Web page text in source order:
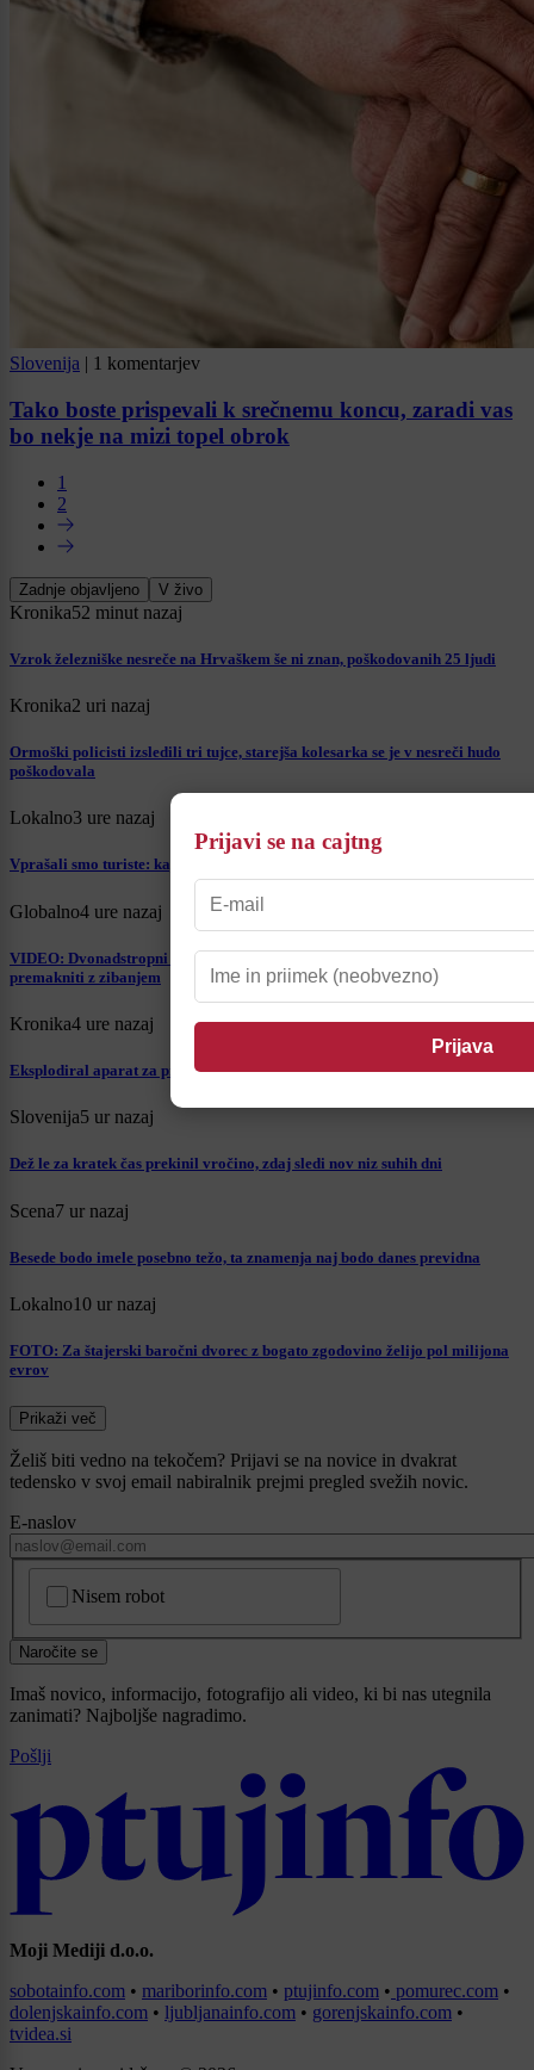
Slovenija | 1 komentarjev
Tako boste prispevali k srečnemu koncu, zaradi vas
bo nekje na mizi topel obrok
1
2
Zadnje objavljeno V živo
Kronika52 minut nazaj
Vzrok železniške nesreče na Hrvaškem še ni znan, poškodovanih 25 ljudi
Kronika2 uri nazaj
Ormoški policisti izsledili tri tujce, starejša kolesarka se je v nesreči hudo
poškodovala
Lokalno3 ure nazaj
Vprašali smo turiste: kaj jih je pripeljalo v najstarejše slovensko mesto?
Globalno4 ure nazaj
VIDEO: Dvonadstropni avtobus obtičal na trajektu, potniki ga skušali
premakniti z zibanjem
Kronika4 ure nazaj
Eksplodiral aparat za praženje kave, zagorel tudi dimnik
Slovenija5 ur nazaj
Dež le za kratek čas prekinil vročino, zdaj sledi nov niz suhih dni
Scena7 ur nazaj
Besede bodo imele posebno težo, ta znamenja naj bodo danes previdna
Lokalno10 ur nazaj
FOTO: Za štajerski baročni dvorec z bogato zgodovino želijo pol milijona
evrov
Prikaži več
Želiš biti vedno na tekočem? Prijavi se na novice in dvakrat
tedensko v svoj email nabiralnik prejmi pregled svežih novic.
E-naslov
Nisem robot
Naročite se
Imaš novico, informacijo, fotografijo ali video, ki bi nas utegnila
zanimati? Najboljše nagradimo.
Pošlji
Moji Mediji d.o.o.
sobotainfo.com • mariborinfo.com • ptujinfo.com • pomurec.com •
dolenjskainfo.com • ljubljanainfo.com • gorenjskainfo.com •
tvidea.si
Prijavi se na cajtng